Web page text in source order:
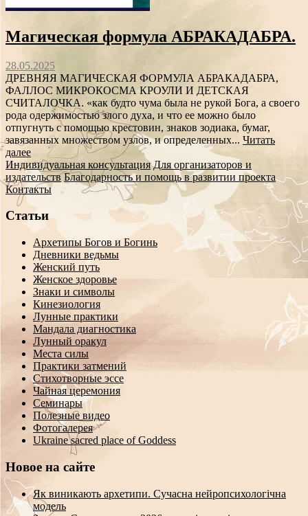
Магическая формула АБРАКАДАБРА.
28.05.2025
ДРЕВНЯЯ МАГИЧЕСКАЯ ФОРМУЛА АБРАКАДАБРА,
ФАЛЛОС МИКРОКОСМА КРОУЛИ И ДЕТСКАЯ
СЧИТАЛОЧКА. «как будто чума была не рукой Бога, а своего
рода одержимостью злого духа, и что ее можно было
отпугнуть с помощью крестовин, знаков зодиака, бумаг,
завязанных множеством узлов, и определенных... Читать
далее
Индивидуальная консультация Для организаторов и
издательств Благодарность и помощь в развитии проекта
Контакты
Статьи
Архетипы Богов и Богинь
Дневники ведьмы
Женский путь
Женское здоровье
Знаки и символы
Кинезиология
Лунные практики
Мандала диагностика
Лунный оракул
Места силы
Практики затмений
Стихотворные эссе
Чайная церемония
Семинары
Полезные видео
Фотогалерея
Ukraine sacred place of Goddess
Новое на сайте
Як виникають архетипи. Сучасна нейропсихологічна
модель